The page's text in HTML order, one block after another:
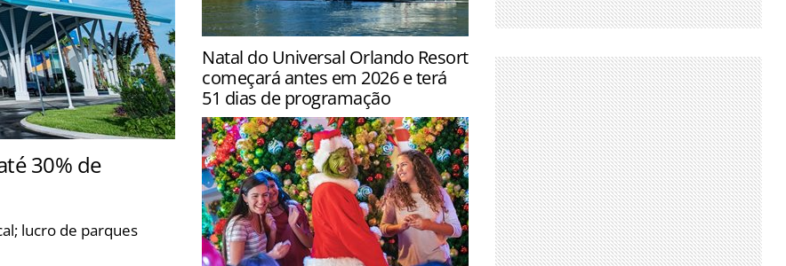
30% de
natalinas
lucro de parques
Estado concentra 240.981
embarcações e prevê 60 novas
estruturas públicas de apoio à navega…
Natal do Universal Orlando Resort
começará antes em 2026 e terá
51 dias de programação